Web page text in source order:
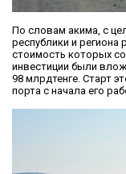
По словам акима, с
республики и региона
стоимость которых
инвестиции были
98 млрдтенге. Старт
порта с начала его